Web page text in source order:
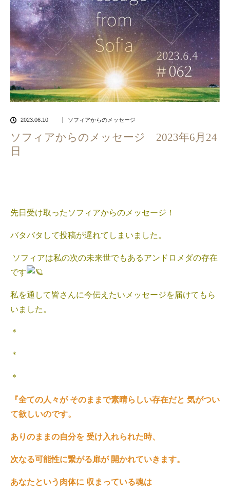
2023.06.10 ソフィアからのメッセージ
ソフィアからのメッセージ 2023年6月24
日
先日受け取ったソフィアからのメッセージ！
バタバタして投稿が遅れてしまいました‪。
‬ ソフィアは私の次の未来世でもあるアンドロメダの存在
です
私を通して皆さんに今伝えたいメッセージを届けてもら
いました。
＊
＊
＊
『全ての人々が そのままで素晴らしい存在だと 気がつい
て欲しいのです。
ありのままの自分を 受け入れられた時、
次なる可能性に繋がる扉が 開かれていきます。
あなたという肉体に 収まっている魂は